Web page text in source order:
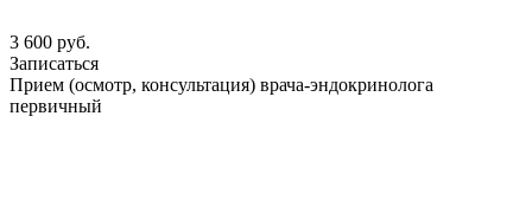
3 600 руб.
Записаться
Прием (осмотр, консультация) врача-эндокринолога
первичный